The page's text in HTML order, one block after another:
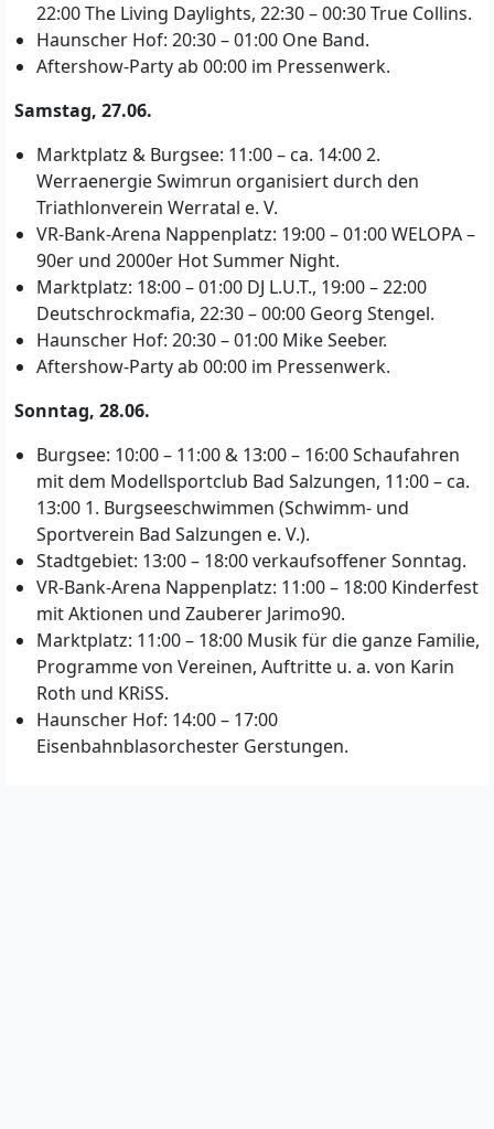
22:00 The Living Daylights, 22:30 – 00:30 True Collins.
Haunscher Hof: 20:30 – 01:00 One Band.
Aftershow-Party ab 00:00 im Pressenwerk.
Samstag, 27.06.
Marktplatz & Burgsee: 11:00 – ca. 14:00 2.
Werraenergie Swimrun organisiert durch den
Triathlonverein Werratal e. V.
VR-Bank-Arena Nappenplatz: 19:00 – 01:00 WELOPA –
90er und 2000er Hot Summer Night.
Marktplatz: 18:00 – 01:00 DJ L.U.T., 19:00 – 22:00
Deutschrockmafia, 22:30 – 00:00 Georg Stengel.
Haunscher Hof: 20:30 – 01:00 Mike Seeber.
Aftershow-Party ab 00:00 im Pressenwerk.
Sonntag, 28.06.
Burgsee: 10:00 – 11:00 & 13:00 – 16:00 Schaufahren
mit dem Modellsportclub Bad Salzungen, 11:00 – ca.
13:00 1. Burgseeschwimmen (Schwimm- und
Sportverein Bad Salzungen e. V.).
Stadtgebiet: 13:00 – 18:00 verkaufsoffener Sonntag.
VR-Bank-Arena Nappenplatz: 11:00 – 18:00 Kinderfest
mit Aktionen und Zauberer Jarimo90.
Marktplatz: 11:00 – 18:00 Musik für die ganze Familie,
Programme von Vereinen, Auftritte u. a. von Karin
Roth und KRiSS.
Haunscher Hof: 14:00 – 17:00
Eisenbahnblasorchester Gerstungen.